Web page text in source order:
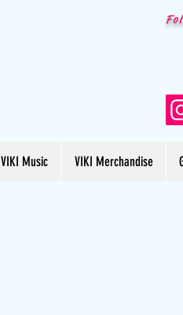
VIKI Music VIKI Merchandise